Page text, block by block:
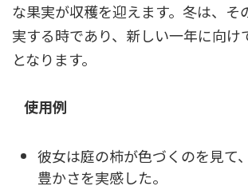
な果実が収穫を迎えます。冬は、そ
実する時であり、新しい一年に向け
となります。
使用例
彼女は庭の柿が色づくのを見て
豊かさを実感した。